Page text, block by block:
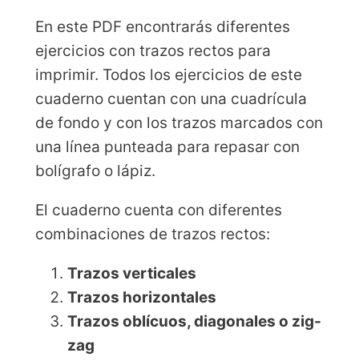
En este PDF encontrarás diferentes
ejercicios con trazos rectos para
imprimir. Todos los ejercicios de este
cuaderno cuentan con una cuadrícula
de fondo y con los trazos marcados con
una línea punteada para repasar con
bolígrafo o lápiz.
El cuaderno cuenta con diferentes
combinaciones de trazos rectos:
Trazos verticales
Trazos horizontales
Trazos oblícuos, diagonales o zig-
zag